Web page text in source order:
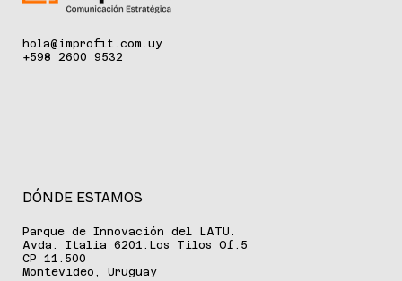
hola@improfit.com.uy
+598 2600 9532
DÓNDE ESTAMOS
Parque de Innovación del LATU.
Avda. Italia 6201.Los Tilos Of.5
CP 11.500
Montevideo, Uruguay